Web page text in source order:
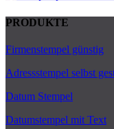
PRODUKTE
Firmenstempel günstig
Adressstempel selbst
Datum Stempel
Datumstempel mit Text